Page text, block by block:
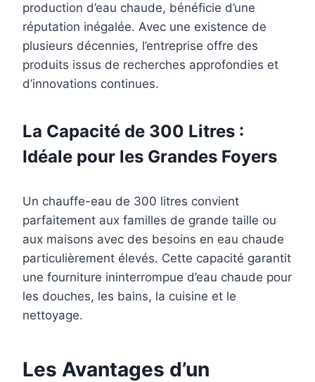
production d’eau chaude, bénéficie d’une
réputation inégalée. Avec une existence de
plusieurs décennies, l’entreprise offre des
produits issus de recherches approfondies et
d’innovations continues.
La Capacité de 300 Litres :
Idéale pour les Grandes Foyers
Un chauffe-eau de 300 litres convient
parfaitement aux familles de grande taille ou
aux maisons avec des besoins en eau chaude
particulièrement élevés. Cette capacité garantit
une fourniture ininterrompue d’eau chaude pour
les douches, les bains, la cuisine et le
nettoyage.
Les Avantages d’un